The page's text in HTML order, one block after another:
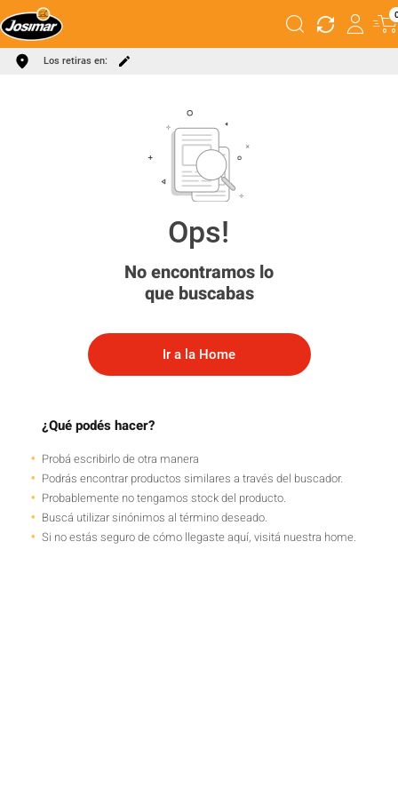
Los retiras en:
No encontramos lo
que buscabas
Ir a la Home
¿Qué podés hacer?
Probá escribirlo de otra manera
Podrás encontrar productos similares a través del buscador.
Probablemente no tengamos stock del producto.
Buscá utilizar sinónimos al término deseado.
Si no estás seguro de cómo llegaste aquí, visitá nuestra home.